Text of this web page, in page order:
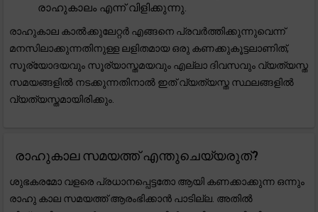
രാഹുകാലം എന്ന് വിളിക്കുന്നു.
രാഹുകാല കാൽക്കുലേറ്റർ എങ്ങനെ പ്രവർത്തിക്കുന്നുവെന്ന്
മനസിലാക്കുന്നതിനുള്ള ലളിതമായ ഒരു കണക്കുകൂട്ടലാണിത്,
സൂര്യോദയവും സൂര്യാസ്തമയവും എല്ലാ ദിവസവും വ്യത്യസ്ത
സമയങ്ങളിൽ നടക്കുന്നതിനാൽ ഇത് വ്യത്യസ്ത സ്ഥലങ്ങളിൽ
വ്യത്യസ്തമായിരിക്കും.
രാഹുകാല സമയത്ത് എന്തുചെയ്യരുത്?
ശുഭകരമോ വളരെ പ്രധാനപ്പെട്ടതോ ആയി കണക്കാക്കുന്ന ഒന്നും
രാഹു കാല സമയത്ത് ആരംഭിക്കാൻ പാടില്ല. അതിൽ